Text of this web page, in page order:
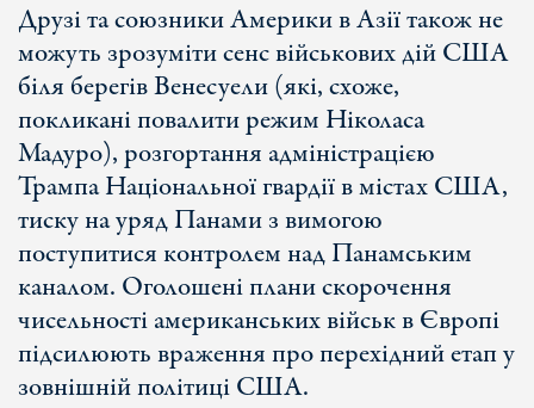
Друзі та союзники Америки в Азії також не
можуть зрозуміти сенс військових дій США
біля берегів Венесуели (які, схоже,
покликані повалити режим Ніколаса
Мадуро), розгортання адміністрацією
Трампа Національної гвардії в містах США,
тиску на уряд Панами з вимогою
поступитися контролем над Панамським
каналом. Оголошені плани скорочення
чисельності американських військ в Європі
підсилюють враження про перехідний етап у
зовнішній політиці США.